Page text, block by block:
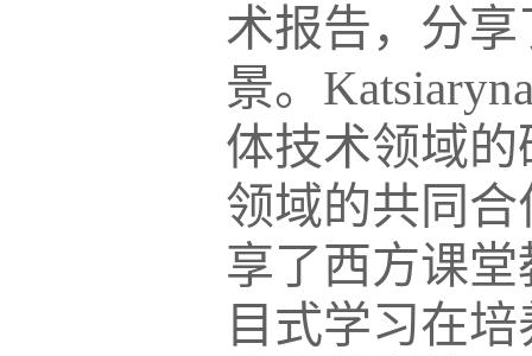
术报告，分
景。
体技术领域
领域的共同
享了西方课
目式学习在